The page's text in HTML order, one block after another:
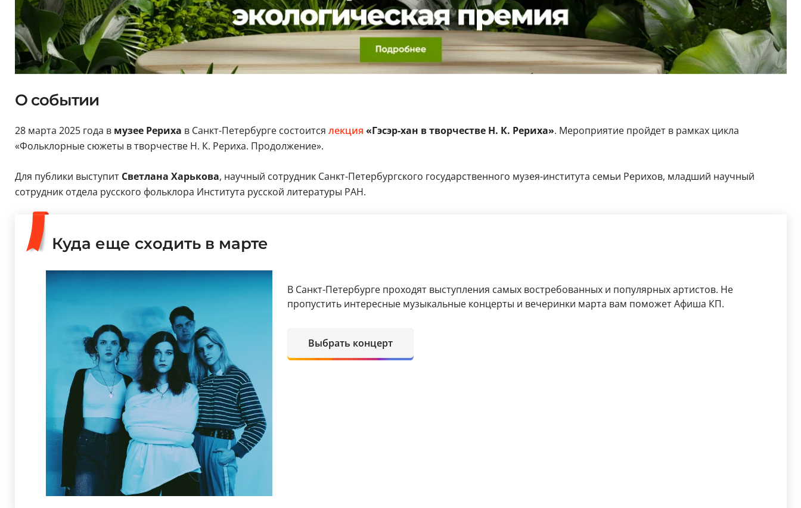
О событии
28 марта 2025 года вмузее Рериха в Санкт-Петербурге состоится лекция «Гэсэр-хан в творчестве Н. К. Рериха». Мероприятие пройдет в рамках цикла
«Фольклорные сюжеты в творчестве Н. К. Рериха. Продолжение».
Для публики выступит Светлана Харькова, научный сотрудник Санкт-Петербургского государственного музея-института семьи Рерихов, младший научный
сотрудник отдела русского фольклора Института русской литературы РАН.
Куда еще сходить в марте
В Санкт-Петербурге проходят выступления самых востребованных и популярных артистов. Не
пропустить интересные музыкальные концерты и вечеринки марта вам поможет Афиша КП.
Выбрать концерт